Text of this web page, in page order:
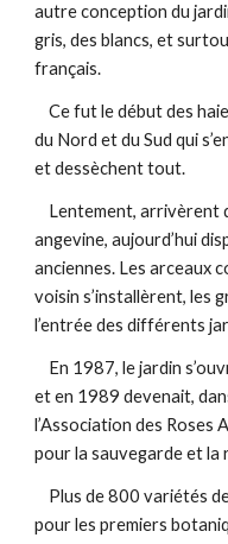
autre conception du
gris, des blancs, et
français.
    Ce fut le début des haies plantées pour couper les vents
du Nord et du Sud qui
et dessèchent tout.
angevine, aujourd’hui
anciennes. Les arceaux
voisin s’installèrent, les
l’entrée des différents
et en 1989 devenait,
l’Association des Roses
pour la sauvegarde et la
pour les premiers